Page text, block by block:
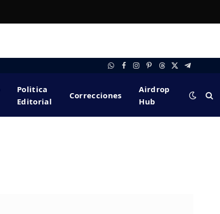
WhatsApp
FacebookInstagram
Pinterest
Threads
X
Telegram
Politica
Editorial
Correcciones
Airdrop
Hub